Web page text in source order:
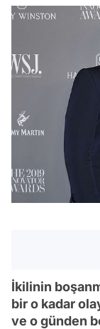
İkilinin
bir o kadar
ve o günden